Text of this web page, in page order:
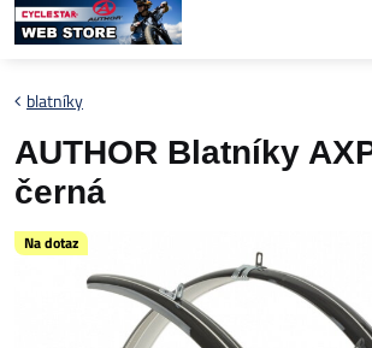
Na dotaz
blatníky
AUTHOR Blatníky
černá